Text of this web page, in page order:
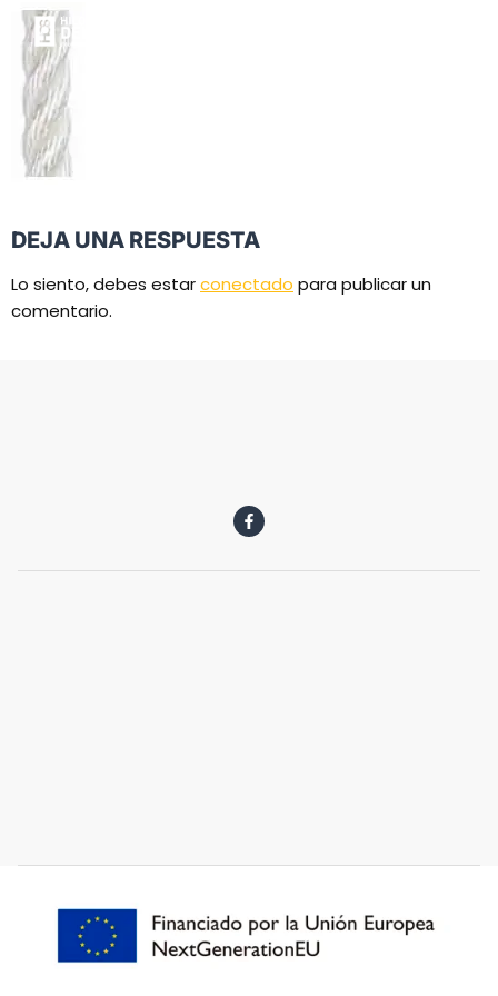
DEJA UNA RESPUESTA
Lo siento, debes estarconectado para publicar un
comentario.